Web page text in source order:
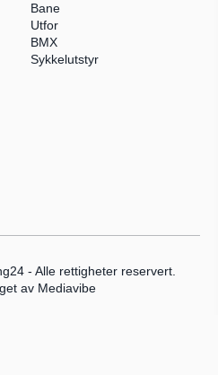
Bane
Utfor
BMX
Sykkelutstyr
- Alle rettigheter reservert.
av Mediavibe